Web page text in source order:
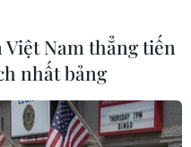
phát, nhưng với
đã bộc lộ rõ
40%, đạt gần 700
thuỷ sản chính kể
đó cá tra đã tăng
Việt Nam thẳng tiến
nhất bảng